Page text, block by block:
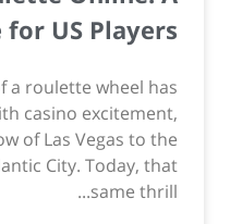
US Players
a roulette wheel has
casino excitement,
of Las Vegas to the
City. Today, that
same thrill...